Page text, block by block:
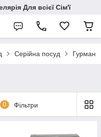
Для всієї Сім'ї
Серійна посуд Гурман
0 Фільтри